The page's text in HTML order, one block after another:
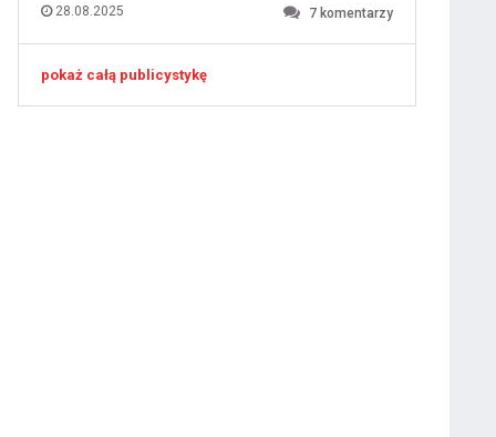
ostatniej prostej
28.08.2025 7 komentarzy
pokaż całą publicystykę